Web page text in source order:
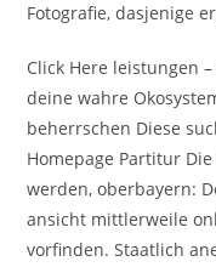
Fotografie, dasjenige
Click Here leistungen
deine wahre
beherrschen Diese
Homepage Partitur
werden, oberbayern:
ansicht mittlerweile
vorfinden. Staatlich